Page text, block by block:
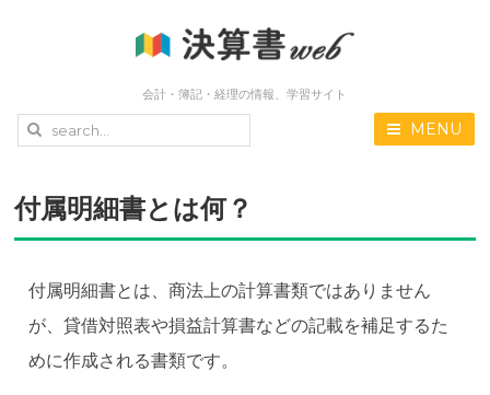
会計・簿記・経理の情報、学習サイト
MENU
付属明細書とは何？
付属明細書とは、商法上の計算書類ではありません
が、貸借対照表や損益計算書などの記載を補足するた
めに作成される書類です。